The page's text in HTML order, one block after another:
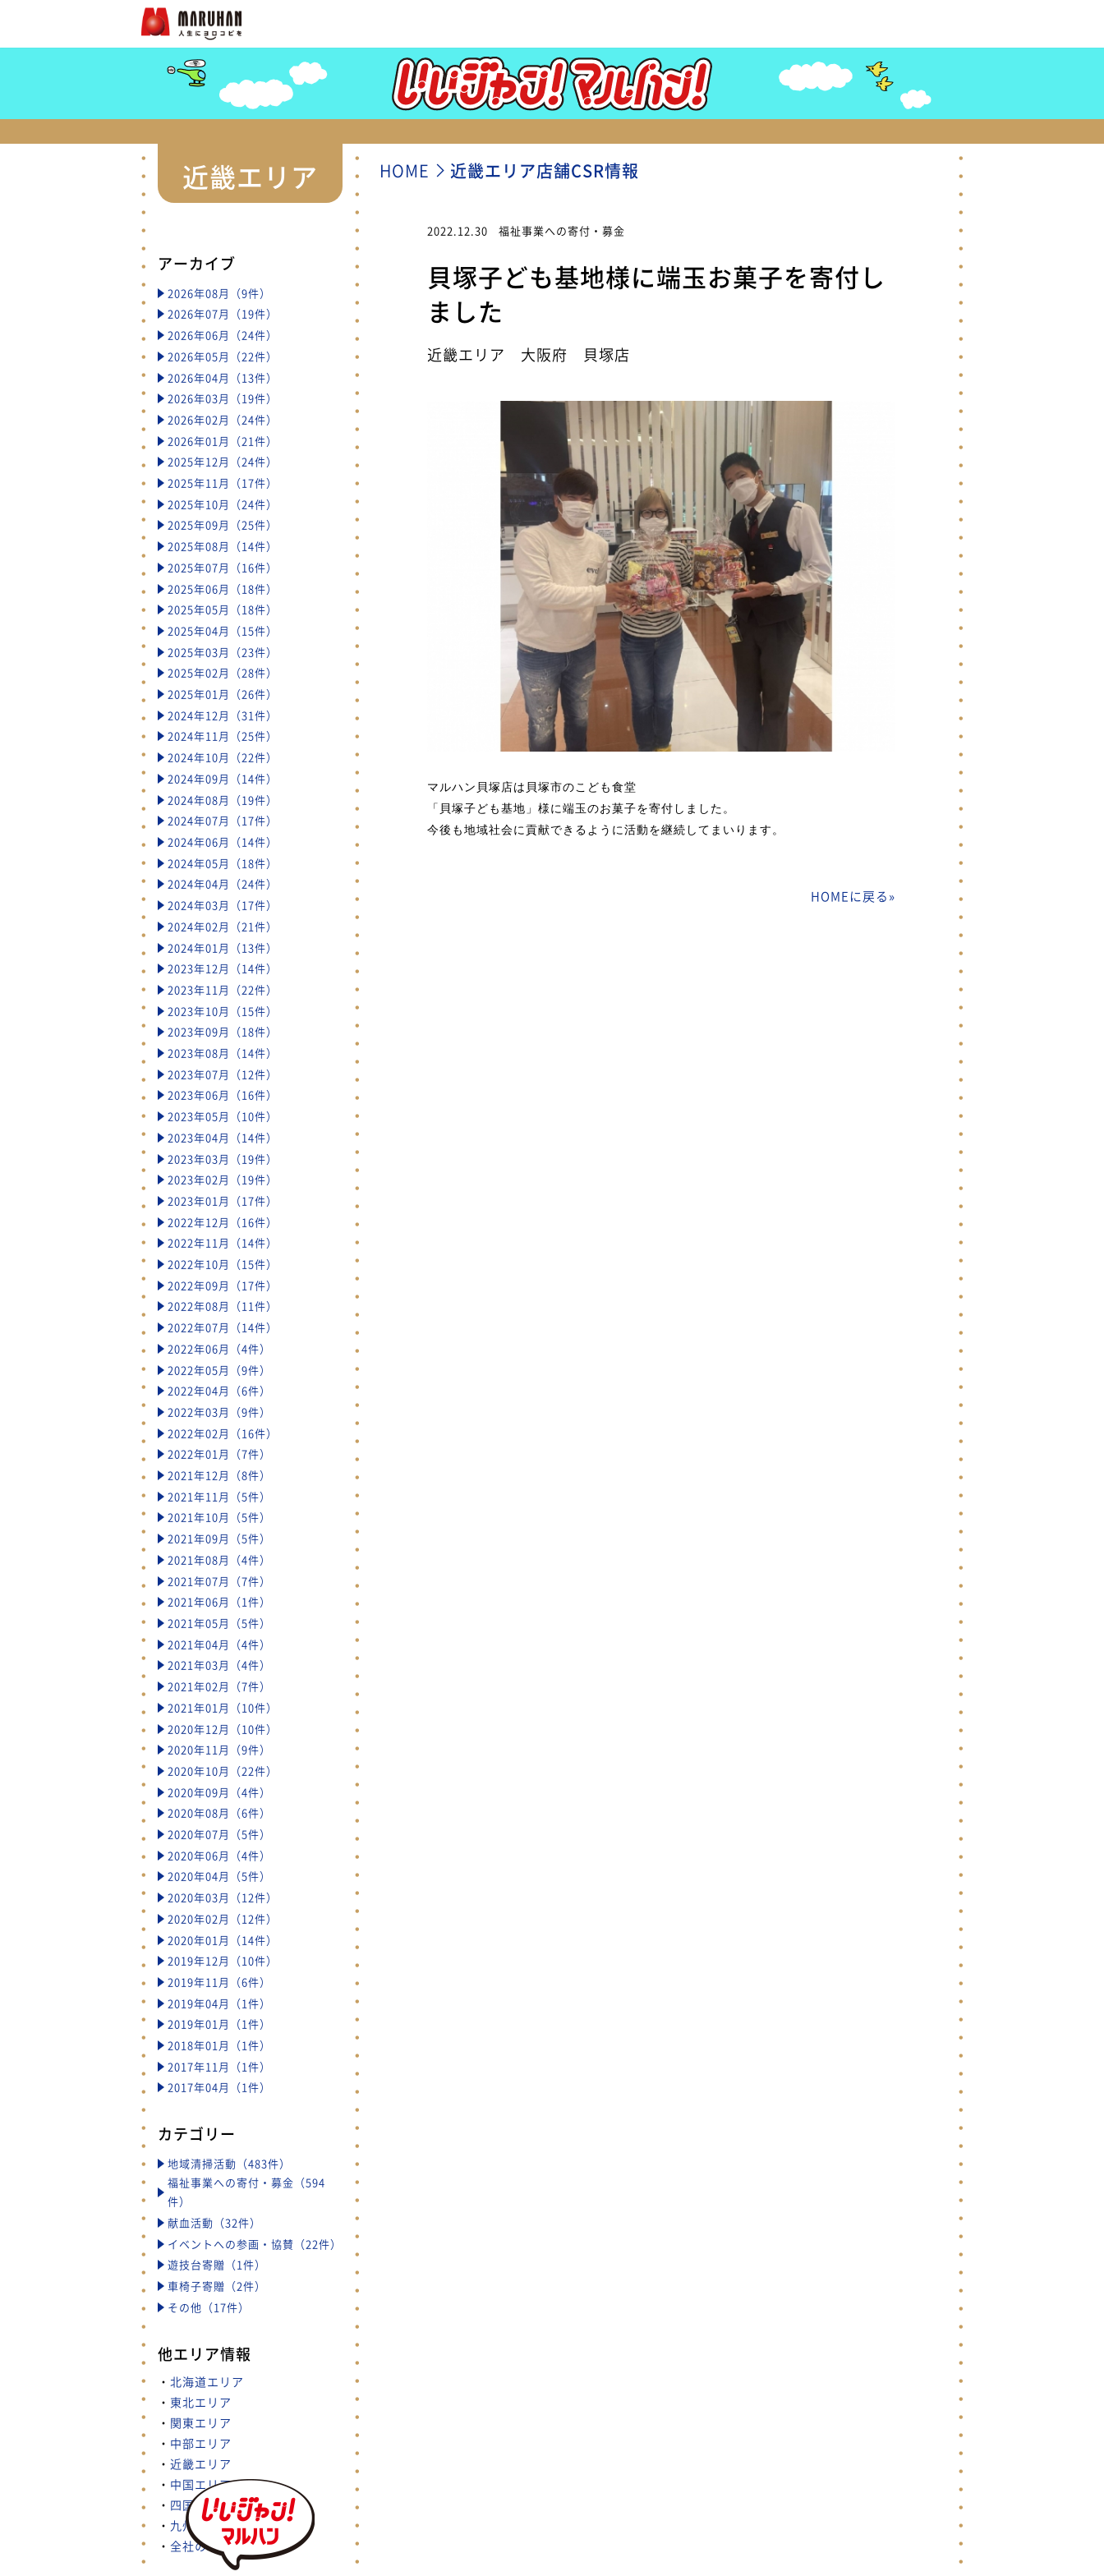
近畿エリア HOME 近畿エリア店舗CSR情報
2022.12.30 福祉事業への寄付・募金
貝塚子ども基地様に端玉お菓子を寄付し
ました
近畿エリア 大阪府 貝塚店
マルハン貝塚店は貝塚市のこども食堂
「貝塚子ども基地」様に端玉のお菓子を寄付しました。
今後も地域社会に貢献できるように活動を継続してまいります。
HOMEに戻る»
アーカイブ
2026年08月（9件）
2026年07月（19件）
2026年06月（24件）
2026年05月（22件）
2026年04月（13件）
2026年03月（19件）
2026年02月（24件）
2026年01月（21件）
2025年12月（24件）
2025年11月（17件）
2025年10月（24件）
2025年09月（25件）
2025年08月（14件）
2025年07月（16件）
2025年06月（18件）
2025年05月（18件）
2025年04月（15件）
2025年03月（23件）
2025年02月（28件）
2025年01月（26件）
2024年12月（31件）
2024年11月（25件）
2024年10月（22件）
2024年09月（14件）
2024年08月（19件）
2024年07月（17件）
2024年06月（14件）
2024年05月（18件）
2024年04月（24件）
2024年03月（17件）
2024年02月（21件）
2024年01月（13件）
2023年12月（14件）
2023年11月（22件）
2023年10月（15件）
2023年09月（18件）
2023年08月（14件）
2023年07月（12件）
2023年06月（16件）
2023年05月（10件）
2023年04月（14件）
2023年03月（19件）
2023年02月（19件）
2023年01月（17件）
2022年12月（16件）
2022年11月（14件）
2022年10月（15件）
2022年09月（17件）
2022年08月（11件）
2022年07月（14件）
2022年06月（4件）
2022年05月（9件）
2022年04月（6件）
2022年03月（9件）
2022年02月（16件）
2022年01月（7件）
2021年12月（8件）
2021年11月（5件）
2021年10月（5件）
2021年09月（5件）
2021年08月（4件）
2021年07月（7件）
2021年06月（1件）
2021年05月（5件）
2021年04月（4件）
2021年03月（4件）
2021年02月（7件）
2021年01月（10件）
2020年12月（10件）
2020年11月（9件）
2020年10月（22件）
2020年09月（4件）
2020年08月（6件）
2020年07月（5件）
2020年06月（4件）
2020年04月（5件）
2020年03月（12件）
2020年02月（12件）
2020年01月（14件）
2019年12月（10件）
2019年11月（6件）
2019年04月（1件）
2019年01月（1件）
2018年01月（1件）
2017年11月（1件）
2017年04月（1件）
カテゴリー
地域清掃活動（483件）
福祉事業への寄付・募金（594
件）
献血活動（32件）
イベントへの参画・協賛（22件）
遊技台寄贈（1件）
車椅子寄贈（2件）
その他（17件）
他エリア情報
・ 北海道エリア
・ 東北エリア
・ 関東エリア
・ 中部エリア
・ 近畿エリア
・ 中国エリア
・ 四国エリア
・ 九州・沖縄エリア
・ 全社の取り組み